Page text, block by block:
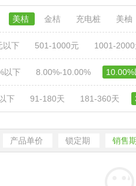
美桔 金桔 充电桩 美柚
以下 501-1000元 1001-
以下 8.00%-10.00%
下 91-180天 181-360天
产品单价 锁定期 销售